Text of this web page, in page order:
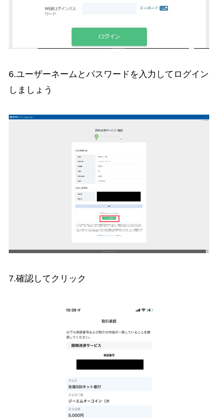
6.ユーザーネームとパスワードを入力してログイン
しましょう
7.確認してクリック